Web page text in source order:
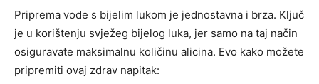
Priprema vode s bijelim lukom je jednostavna i brza. Ključ
je u korištenju svježeg bijelog luka, jer samo na taj način
osiguravate maksimalnu količinu alicina. Evo kako možete
pripremiti ovaj zdrav napitak: